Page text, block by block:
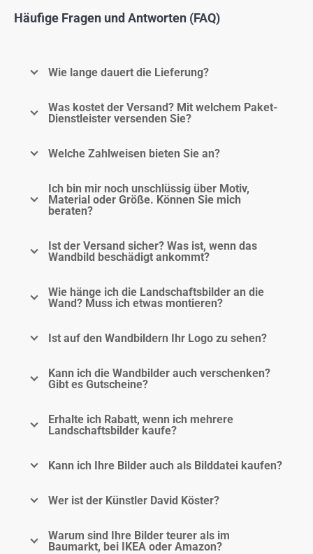
Häufige Fragen und Antworten (FAQ)
Wie lange dauert die Lieferung?
Was kostet der Versand? Mit welchem Paket-
Dienstleister versenden Sie?
Welche Zahlweisen bieten Sie an?
Ich bin mir noch unschlüssig über Motiv,
Material oder Größe. Können Sie mich
beraten?
Ist der Versand sicher? Was ist, wenn das
Wandbild beschädigt ankommt?
Wie hänge ich die Landschaftsbilder an die
Wand? Muss ich etwas montieren?
Ist auf den Wandbildern Ihr Logo zu sehen?
Kann ich die Wandbilder auch verschenken?
Gibt es Gutscheine?
Erhalte ich Rabatt, wenn ich mehrere
Landschaftsbilder kaufe?
Kann ich Ihre Bilder auch als Bilddatei kaufen?
Wer ist der Künstler David Köster?
Warum sind Ihre Bilder teurer als im
Baumarkt, bei IKEA oder Amazon?